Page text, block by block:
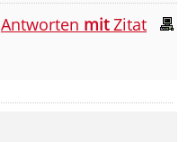
Antworten mitZitat